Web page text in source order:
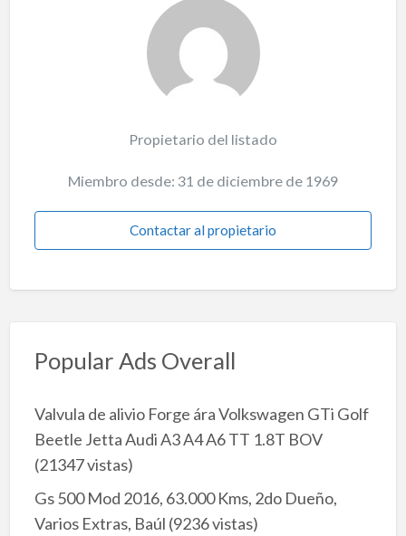
Propietario del listado
Miembro desde: 31 de diciembre de 1969
Contactar al propietario
Popular Ads Overall
Valvula de alivio Forge ára Volkswagen GTi Golf
Beetle Jetta Audi A3 A4 A6 TT 1.8T BOV
(21347 vistas)
Gs 500 Mod 2016, 63.000 Kms, 2do Dueño,
Varios Extras, Baúl (9236 vistas)